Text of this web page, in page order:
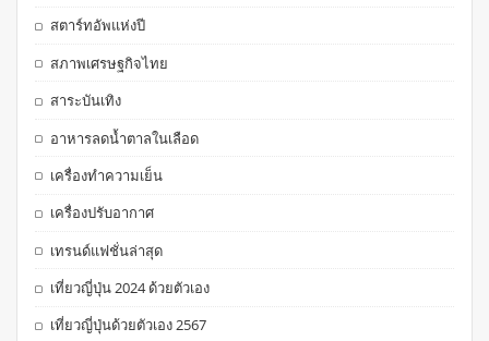
สตาร์ทอัพแห่งปี
สภาพเศรษฐกิจไทย
สาระบันเทิง
อาหารลดน้ำตาลในเลือด
เครื่องทำความเย็น
เครื่องปรับอากาศ
เทรนด์แฟชั่นล่าสุด
เที่ยวญี่ปุ่น 2024 ด้วยตัวเอง
เที่ยวญี่ปุ่นด้วยตัวเอง 2567